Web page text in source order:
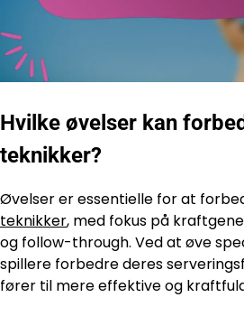
Hvilke øvelser kan
teknikker?
Øvelser er essentielle for at
teknikker, med fokus på
og follow-through. Ved at øve
spillere forbedre deres
fører til mere effektive og